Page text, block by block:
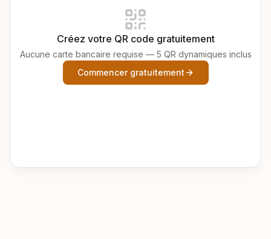
Créez votre QR code gratuitement
Aucune carte bancaire requise — 5 QR dynamiques inclus
Commencer gratuitement